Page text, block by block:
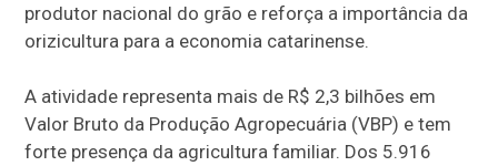
produtor nacional do grão e reforça a importância da
orizicultura para a economia catarinense.
A atividade representa mais de R$ 2,3 bilhões em
Valor Bruto da Produção Agropecuária (VBP) e tem
forte presença da agricultura familiar. Dos 5.916